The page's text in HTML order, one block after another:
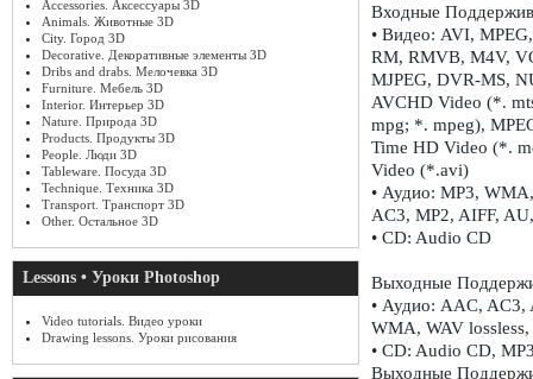
Accessories. Аксессуары 3D
Animals. Животные 3D
City. Город 3D
Decorative. Декоративные элементы 3D
Dribs and drabs. Мелочевка 3D
Furniture. Мебель 3D
Interior. Интерьер 3D
Nature. Природа 3D
Products. Продукты 3D
People. Люди 3D
Tableware. Посуда 3D
Technique. Техника 3D
Transport. Транспорт 3D
Other. Остальное 3D
Lessons • Уроки Photoshop
Video tutorials. Видео уроки
Drawing lessons. Уроки рисования
Входные
• Видео: AVI,
RM, RMVB, M4V,
MJPEG, DVR-MS,
AVCHD Video (*.
mpg; *. mpeg),
Time HD Video (*.
Video (*.avi)
• Аудио: MP3,
AC3, MP2, AIFF,
• CD: Audio CD
Выходные
• Аудио: AAC, AC3,
WMA, WAV
• CD: Audio CD,
Выходные